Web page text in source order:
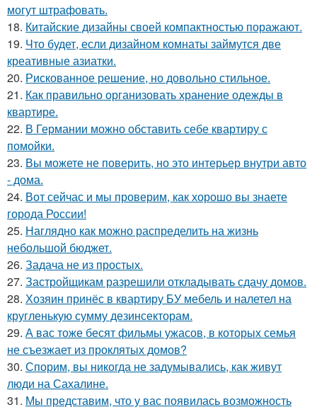
могут штрафовать.
18. Китайские дизайны своей компактностью поражают.
19. Что будет, если дизайном комнаты займутся две
креативные азиатки.
20. Рискованное решение, но довольно стильное.
21. Как правильно организовать хранение одежды в
квартире.
22. В Германии можно обставить себе квартиру с
помойки.
23. Вы можете не поверить, но это интерьер внутри авто
- дома.
24. Вот сейчас и мы проверим, как хорошо вы знаете
города России!
25. Наглядно как можно распределить на жизнь
небольшой бюджет.
26. Задача не из простых.
27. Застройщикам разрешили откладывать сдачу домов.
28. Хозяин принёс в квартиру БУ мебель и налетел на
кругленькую сумму дезинсекторам.
29. А вас тоже бесят фильмы ужасов, в которых семья
не съезжает из проклятых домов?
30. Спорим, вы никогда не задумывались, как живут
люди на Сахалине.
31. Мы представим, что у вас появилась возможность